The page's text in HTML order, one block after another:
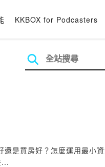
KKBOX for Podcasters
是買房好？怎麼運用最小
...